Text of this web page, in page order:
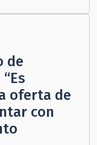
de
oferta de
con